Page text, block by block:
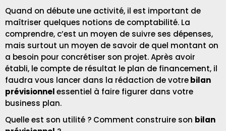
Quand on débute une activité, il est important de
maîtriser quelques notions de comptabilité. La
comprendre, c’est un moyen de suivre ses dépenses,
mais surtout un moyen de savoir de quel montant on
a besoin pour concrétiser son projet. Après avoir
établi, le compte de résultat le plan de financement, il
faudra vous lancer dans la rédaction de votrebilan
prévisionnelessentiel à faire figurer dans votre
business plan.
Quelle est son utilité ? Comment construire son bilan